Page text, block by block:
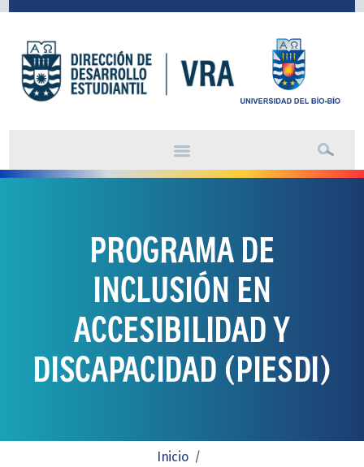
PROGRAMA DE
INCLUSIÓN EN
ACCESIBILIDAD Y
DISCAPACIDAD (PIESDI)
Inicio /